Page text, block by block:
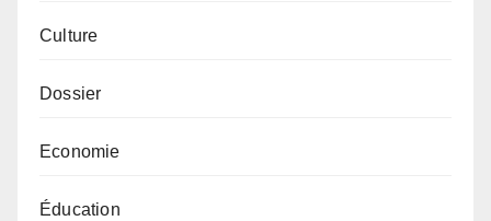
Culture
Dossier
Economie
Éducation